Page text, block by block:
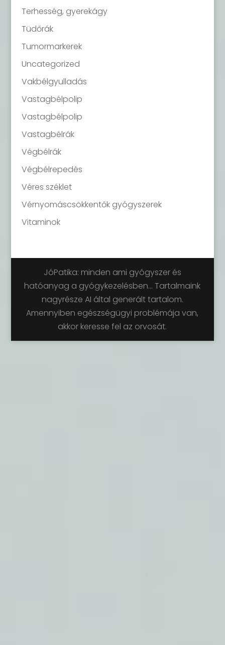
Terhesség, gyerekágy
Tüdőrák
Tumormarkerek
Uncategorized
Vakbélgyulladás
Vastagbélpolip
Vastagbélpolip
Vastagbélrák
Végbélrák
Végbélrepedés
Véres széklet
Vérnyomáscsökkentők gyógyszerek
Vitaminok
JóPatika: minden ami gyógyszer és
hatóanyag a gyógykezelésben... Tartalmaink
nagyrésze AI által generált tartalom.
Amennyiben egészségügyi problémája van,
akkor keresse fel az orvosát.